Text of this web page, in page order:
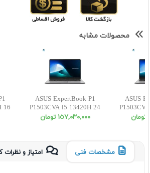
محصولات مشابه
16
ASUS ExpertBook P1
P1503CVA i5 13420H 24
512SSD INT FHD
١٥٧,٠٣٠,٠٠٠ تومان
ASUS
مشخصات فنی امتیاز و نظرات